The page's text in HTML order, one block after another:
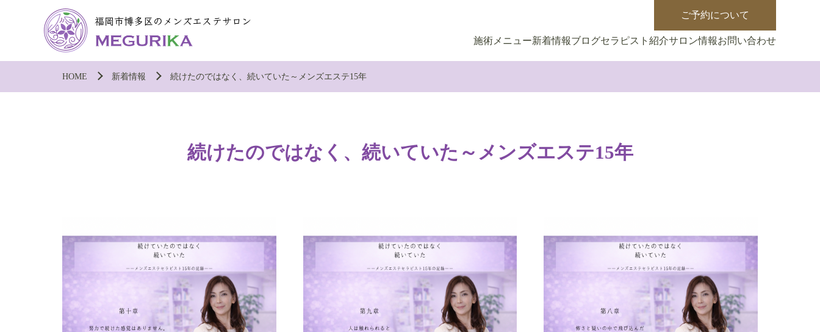
ご予約について
施術メニュー新着情報ブログセラピスト紹介サロン情報お問い合わせ
HOME 新着情報 続けたのではなく、続いていた～メンズエステ15年
続けたのではなく、続いていた～メンズエステ15年